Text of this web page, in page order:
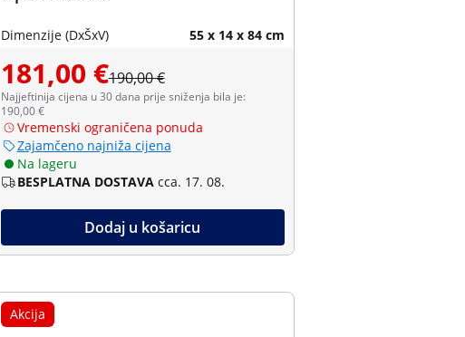
Dimenzije (DxŠxV) 55 x 14 x 84 cm
181,00 €190,00 €
Najjeftinija cijena u 30 dana prije sniženja bila je:
190,00 €
Vremenski ograničena ponuda
Zajamčeno najniža cijena
Na lageru
BESPLATNA DOSTAVA cca. 17. 08.
Dodaj u košaricu
Akcija